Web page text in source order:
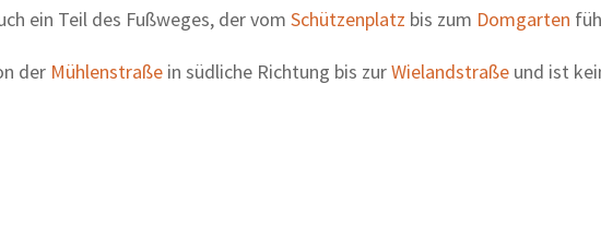
ein Teil des Fußweges, der vom Schützenplatz bis zum Domgarten
der Mühlenstraßein südliche Richtung bis zurWielandstraßeund ist